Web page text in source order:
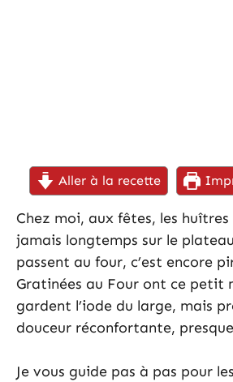
Aller à la recette
Chez moi, aux fêtes, les
jamais longtemps sur le
passent au four, c’est encore
Gratinées au Four ont ce petit
gardent l’iode du large, mais
douceur réconfortante,
Je vous guide pas à pas pour